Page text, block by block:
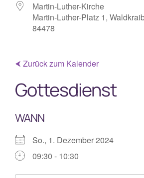
Martin-Luther-Kirche
Martin-Luther-Platz 1,
84478
⮜ Zurück zum Kalender
Gottesdienst
WANN
So., 1. Dezember 2024
09:30 - 10:30